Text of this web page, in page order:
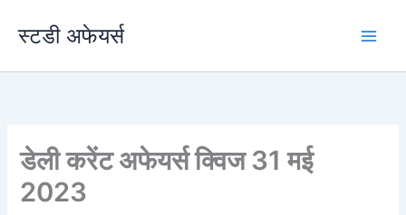
स्टडी अफेयर्स
डेली करेंट अफेयर्स क्विज 31 मई
2023